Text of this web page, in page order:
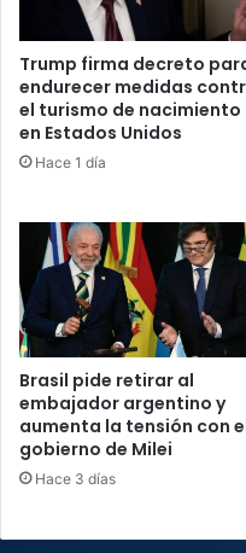
Trump firma decreto
endurecer medidas
el turismo de nacimiento
en Estados Unidos
Hace 1 día
Brasil pide retirar al
embajador argentino y
aumenta la tensión con
gobierno de Milei
Hace 3 días